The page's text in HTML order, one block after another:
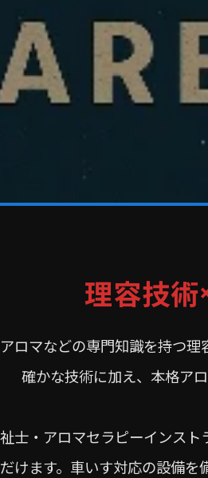
理容技
ロマなどの専門知識を持つ
確かな技術に加え、本格ア
士・アロマセラピーインス
けます。車いす対応の設備